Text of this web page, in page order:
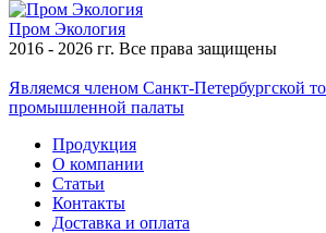
Пром Экология
2016 - 2026 гг. Все права защищены
Являемся членом Санкт-Петербургской
промышленной палаты
Продукция
О компании
Статьи
Контакты
Доставка и оплата